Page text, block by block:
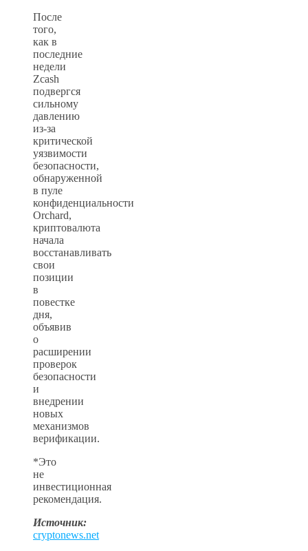
После
того,
как в
последние
недели
Zcash
подвергся
сильному
давлению
из-за
критической
уязвимости
безопасности,
обнаруженной
в пуле
конфиденциальности
Orchard,
криптовалюта
начала
восстанавливать
свои
позиции
в
повестке
дня,
объявив
о
расширении
проверок
безопасности
и
внедрении
новых
механизмов
верификации.
*Это
не
инвестиционная
рекомендация.
Источник:
cryptonews.net